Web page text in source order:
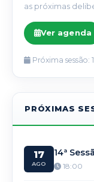
as próximas
Ver agenda
Próxima sessão:
PRÓXIMAS
17
AGO
14ª
18:00